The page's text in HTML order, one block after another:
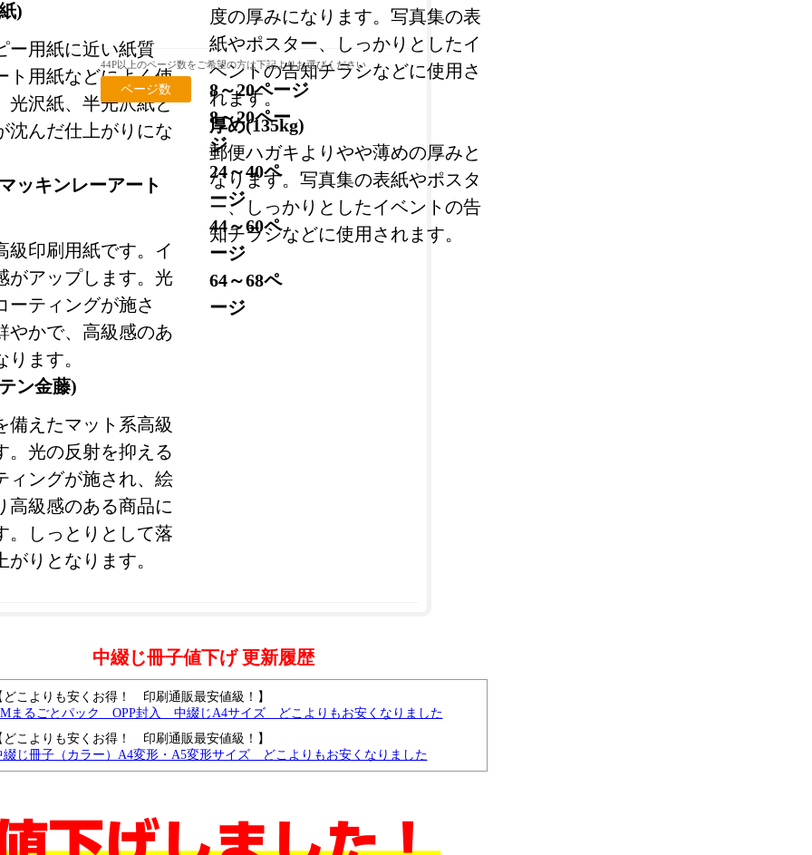
)
ー用紙に近い紙質
ト用紙などによく使
光沢紙、半光沢紙と
沈んだ仕上がりにな
ッキンレーアート
級印刷用紙です。イ
がアップします。光
ーティングが施さ
やかで、高級感のあ
ます。
ン金藤)
備えたマット系高級
。光の反射を抑える
ィングが施され、絵
高級感のある商品に
。しっとりとして落
がりとなります。
度の厚みになります。写真集の表
紙やポスター、しっかりとしたイ
ベントの告知チラシなどに使用さ
れます。
厚め(135kg)
郵便ハガキよりやや薄めの厚みと
なります。写真集の表紙やポスタ
ー、しっかりとしたイベントの告
知チラシなどに使用されます。
44P以上のページ数をご希望の方は下記よりお選びください
ページ数
8～20ページ
8～20ペー
ジ
24～40ペ
ージ
44～60ペ
ージ
64～68ペ
ージ
中綴じ冊子値下げ 更新履歴
どこよりも安くお得！ 印刷通販最安値級！】
まるごとパック OPP封入 中綴じA4サイズ どこよりもお安くなりました
どこよりも安くお得！ 印刷通販最安値級！】
綴じ冊子（カラー）A4変形・A5変形サイズ どこよりもお安くなりました
綴じモノクロA4・B5サイズがどこよりもお安くなりました
綴じモノクロ B6・A5サイズ どこよりも安く、さらに値下げしました